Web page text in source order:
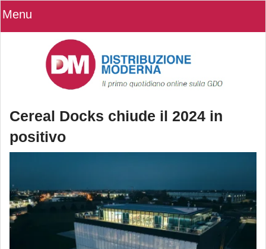
Menu
Cereal Docks chiude il 2024 in
positivo